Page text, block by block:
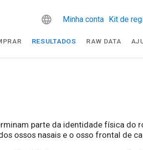
Minha conta Kit de
RESULTADOS RAW DATA
parte da identidade física do
ossos nasais e o osso frontal de